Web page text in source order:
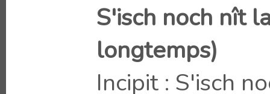
S'isch noch nît
longtemps)
Incipit : S'isch